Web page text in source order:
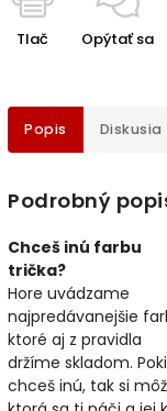
Tlač Opýtať sa
Popis Diskusia
Podrobný
Chceš inú farbu
trička?
Hore uvádzame
najpredávanejšie
ktoré aj z pravidla
držíme skladom.
chceš inú, tak si